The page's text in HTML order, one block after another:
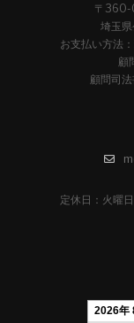
〒360-
埼玉
お支払い方法
顧
顧問司
定休日：火曜
2026年